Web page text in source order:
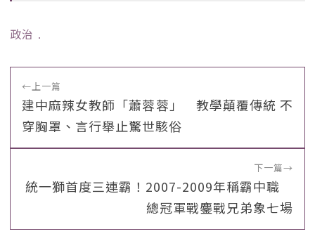
政治 ﹒
←上一篇
建中麻辣女教師「蕭蓉蓉」 教學顛覆傳統 不
穿胸罩、言行舉止驚世駭俗
下一篇→
統一獅首度三連霸！2007-2009年稱霸中職
總冠軍戰鏖戰兄弟象七場